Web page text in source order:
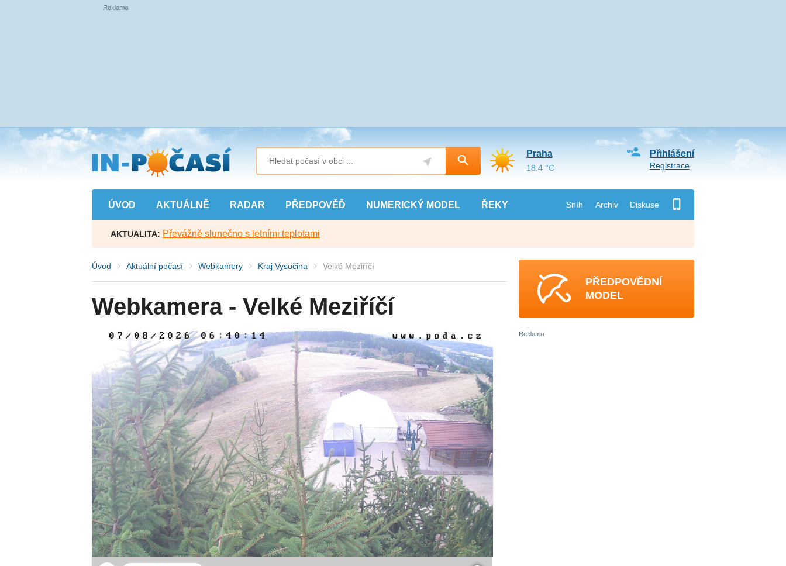
Přejít
na
hlavní
obsah
ÚVOD AKTUÁLNĚ RADAR PŘEDPOVĚĎ NUMERICKÝ MODEL ŘEKY Sníh Archiv Diskuse
Přihlášení
Registrace
Praha
18.4 °C
AKTUALITA: Převážně slunečno s letními teplotami
Úvod Aktuální počasí Webkamery Kraj Vysočina Velké Meziříčí
Webkamera - Velké Meziříčí
PŘEDPOVĚDNÍ
MODEL